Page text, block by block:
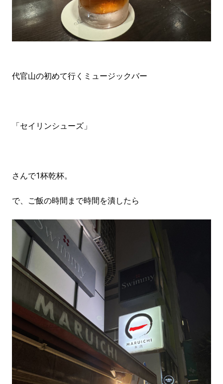
代官山の初めて行くミュージックバー
「セイリンシューズ」
さんで1杯乾杯。
で、ご飯の時間まで時間を潰したら